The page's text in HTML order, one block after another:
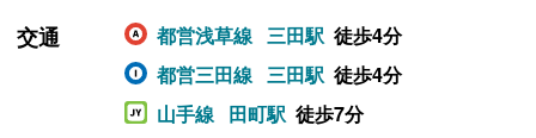
交通
都営浅草線 三田駅 徒歩4分
都営三田線 三田駅 徒歩4分
山手線 田町駅 徒歩7分